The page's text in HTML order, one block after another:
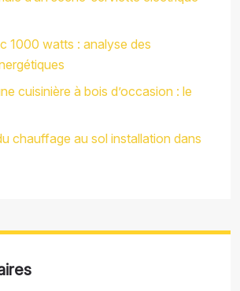
1000 watts : analyse des
cuisinière à bois d’occasion : le
chauffage au sol installation dans